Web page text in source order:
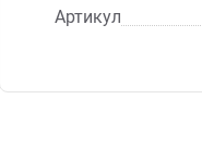
Артикул